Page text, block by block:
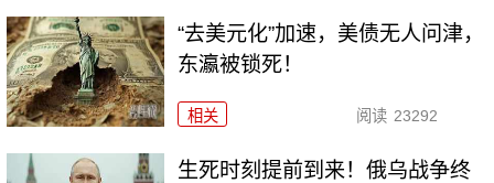
“去美元化”加速，美债无人问津，
东瀛被锁死！
相关 阅读 23292
生死时刻提前到来！俄乌战争终